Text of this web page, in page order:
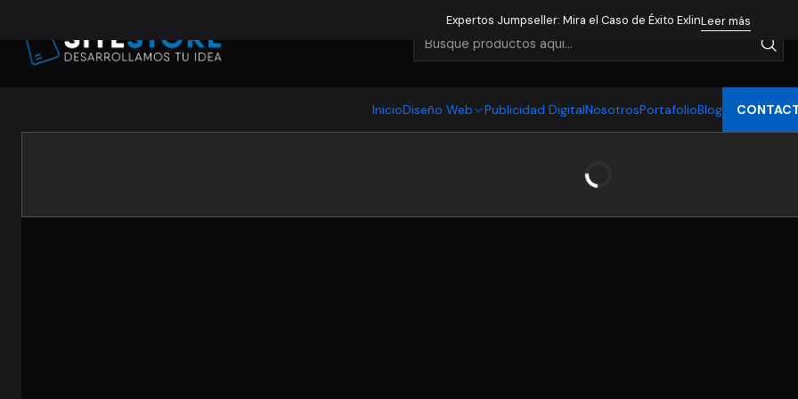
InicioDiseño Web Publicidad DigitalNosotrosPortafolioBlog
Expertos Jumpseller: Mira el Caso de Éxito ExlinLeer más